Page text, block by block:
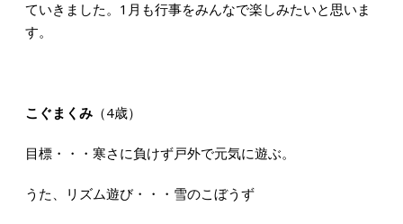
ていきました。1月も行事をみんなで楽しみたいと思いま
す。
こぐまくみ（4歳）
目標・・・寒さに負けず戸外で元気に遊ぶ。
うた、リズム遊び・・・雪のこぼうず